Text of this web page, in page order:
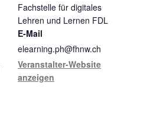
Fachstelle für digitales
Lehren und Lernen FDL
E-Mail
elearning.ph@fhnw.ch
Veranstalter-Website
anzeigen